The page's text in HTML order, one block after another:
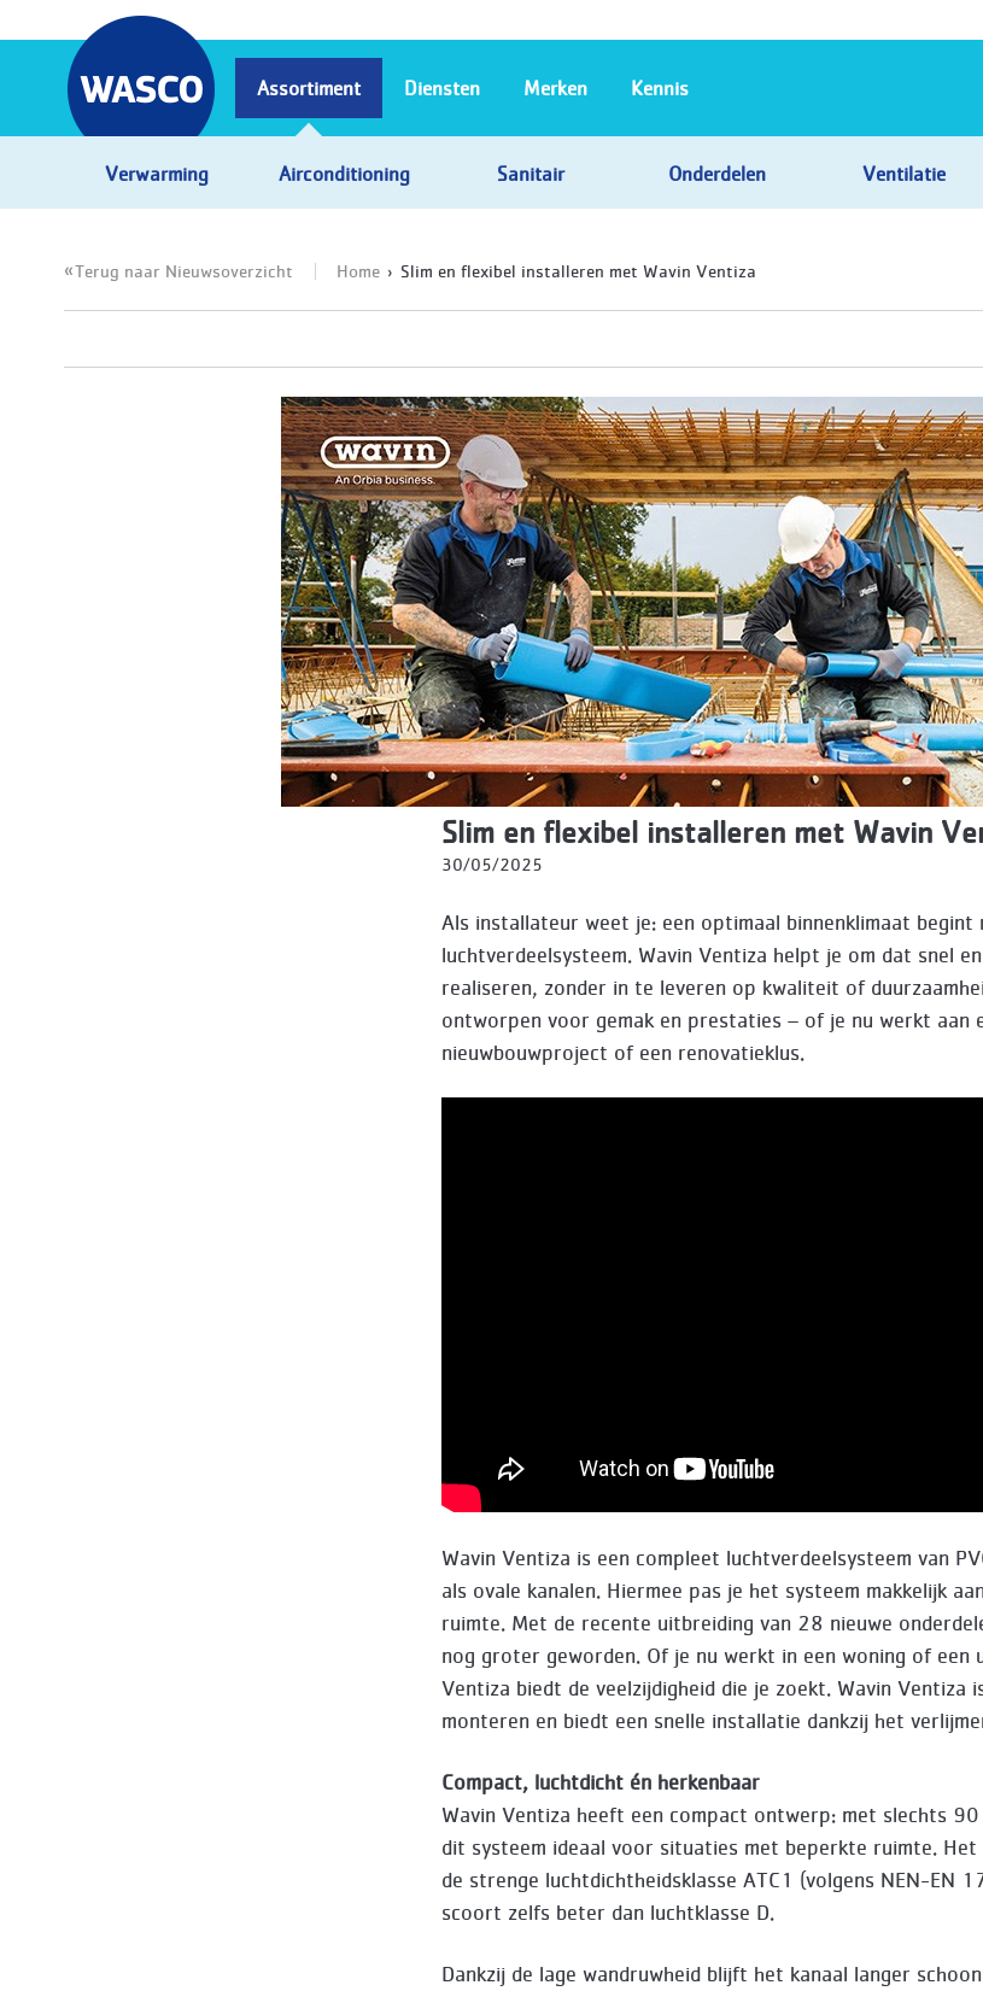
Assortiment
Verwarming Airconditioning Sanitair Onderdelen Ventilatie
Diensten Merken Kennis
Terug naar Nieuwsoverzicht Home Slim en flexibel installeren met Wavin Ventiza
Slim en flexibel installeren met Wavin
30/05/2025
Als installateur weet je: een optimaal binnenklimaat begint
luchtverdeelsysteem. Wavin Ventiza helpt je om dat snel
realiseren, zonder in te leveren op kwaliteit of
ontworpen voor gemak en prestaties – of je nu werkt aan
nieuwbouwproject of een renovatieklus.
Wavin Ventiza is een compleet luchtverdeelsysteem van
als ovale kanalen. Hiermee pas je het systeem makkelijk
ruimte. Met de recente uitbreiding van 28 nieuwe
nog groter geworden. Of je nu werkt in een woning of een
Ventiza biedt de veelzijdigheid die je zoekt. Wavin Ventiza
monteren en biedt een snelle installatie dankzij het
Compact, luchtdicht én herkenbaar
Wavin Ventiza heeft een compact ontwerp: met slechts
dit systeem ideaal voor situaties met beperkte ruimte. Het
de strenge luchtdichtheidsklasse ATC1 (volgens NEN-EN
scoort zelfs beter dan luchtklasse D.
Dankzij de lage wandruwheid blijft het kanaal langer